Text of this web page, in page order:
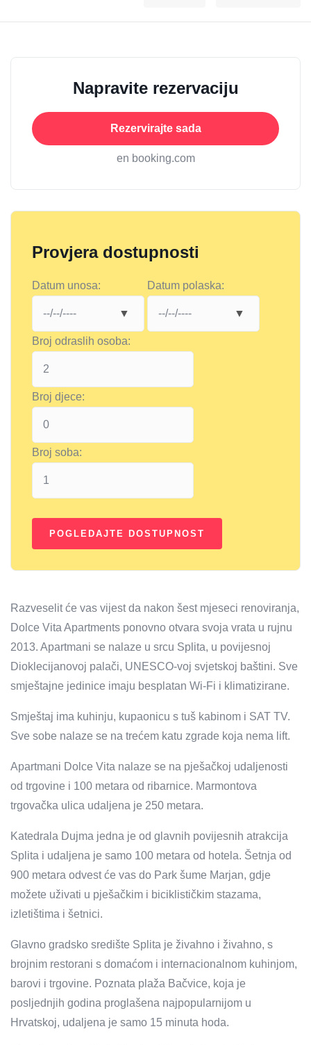
Napravite rezervaciju
Rezervirajte sada
en booking.com
Provjera dostupnosti
Datum unosa: Datum polaska:
Broj odraslih osoba:
Broj djece:
Broj soba:
Razveselit će vas vijest da nakon šest mjeseci renoviranja,
Dolce Vita Apartments ponovno otvara svoja vrata u rujnu
2013. Apartmani se nalaze u srcu Splita, u povijesnoj
Dioklecijanovoj palači, UNESCO-voj svjetskoj baštini. Sve
smještajne jedinice imaju besplatan Wi-Fi i klimatizirane.
Smještaj ima kuhinju, kupaonicu s tuš kabinom i SAT TV.
Sve sobe nalaze se na trećem katu zgrade koja nema lift.
Apartmani Dolce Vita nalaze se na pješačkoj udaljenosti
od trgovine i 100 metara od ribarnice. Marmontova
trgovačka ulica udaljena je 250 metara.
Katedrala Dujma jedna je od glavnih povijesnih atrakcija
Splita i udaljena je samo 100 metara od hotela. Šetnja od
900 metara odvest će vas do Park šume Marjan, gdje
možete uživati ​​u pješačkim i biciklističkim stazama,
izletištima i šetnici.
Glavno gradsko središte Splita je živahno i živahno, s
brojnim restorani s domaćom i internacionalnom kuhinjom,
barovi i trgovine. Poznata plaža Bačvice, koja je
posljednjih godina proglašena najpopularnijom u
Hrvatskoj, udaljena je samo 15 minuta hoda.